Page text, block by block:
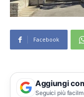
Facebook
Aggiungi
Seguici più